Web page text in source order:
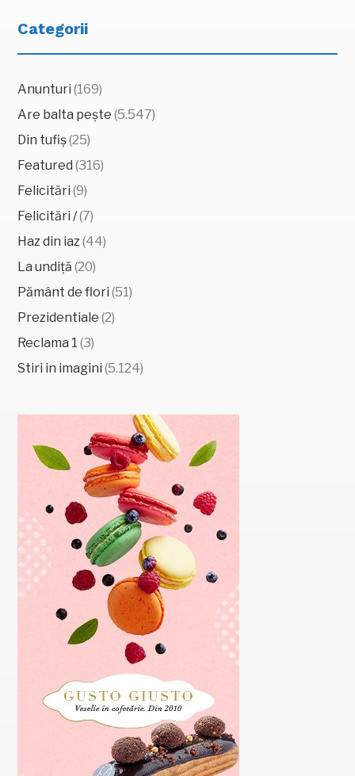
Categorii
Anunturi (169)
Are balta pește (5.547)
Din tufiș(25)
Featured (316)
Felicitări (9)
Felicitări /(7)
Haz din iaz(44)
La undiță (20)
Pământ de flori (51)
Prezidentiale (2)
Reclama 1 (3)
Stiri in imagini (5.124)